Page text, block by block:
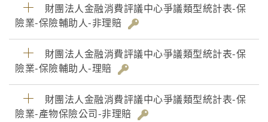
財團法人金融消費評議中心爭議類型統計表-保
險業-保險輔助人-非理賠
財團法人金融消費評議中心爭議類型統計表-保
險業-保險輔助人-理賠
財團法人金融消費評議中心爭議類型統計表-保
險業-產物保險公司-非理賠